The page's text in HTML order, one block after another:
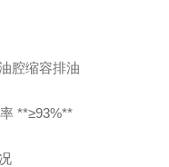
腔缩容排油
**≥93%**